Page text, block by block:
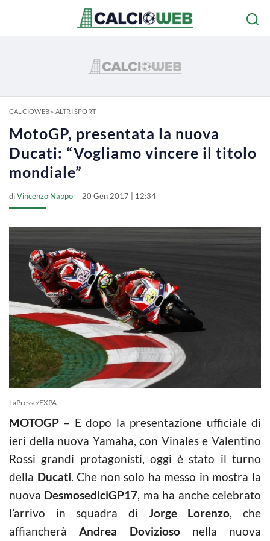
CALCIOWEB» ALTRI SPORT
MotoGP, presentata la nuova
Ducati: “Vogliamo vincere il titolo
mondiale”
diVincenzo Nappo 20 Gen 2017 | 12:34
LaPresse/EXPA
MOTOGP – E dopo la presentazione ufficiale di
ieri della nuova Yamaha, con Vinales e Valentino
Rossi grandi protagonisti, oggi è stato il turno
della Ducati. Che non solo ha messo in mostra la
nuova DesmosediciGP17, ma ha anche celebrato
l’arrivo in squadra di Jorge Lorenzo, che
affiancherà Andrea Doviziosonella nuova